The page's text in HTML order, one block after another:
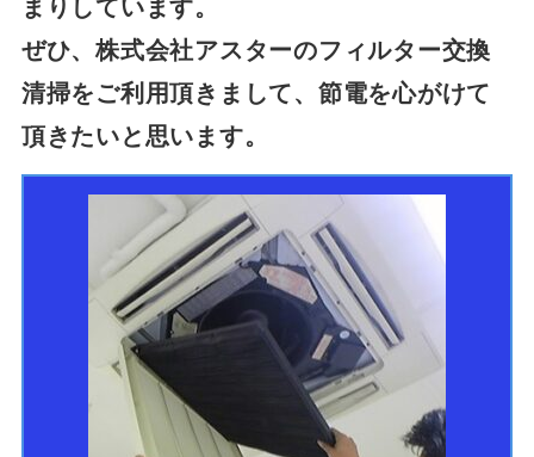
ぜひ、株式会社アスターのフィルター交換
清掃をご利用頂きまして、節電を心がけて
頂きたいと思います。